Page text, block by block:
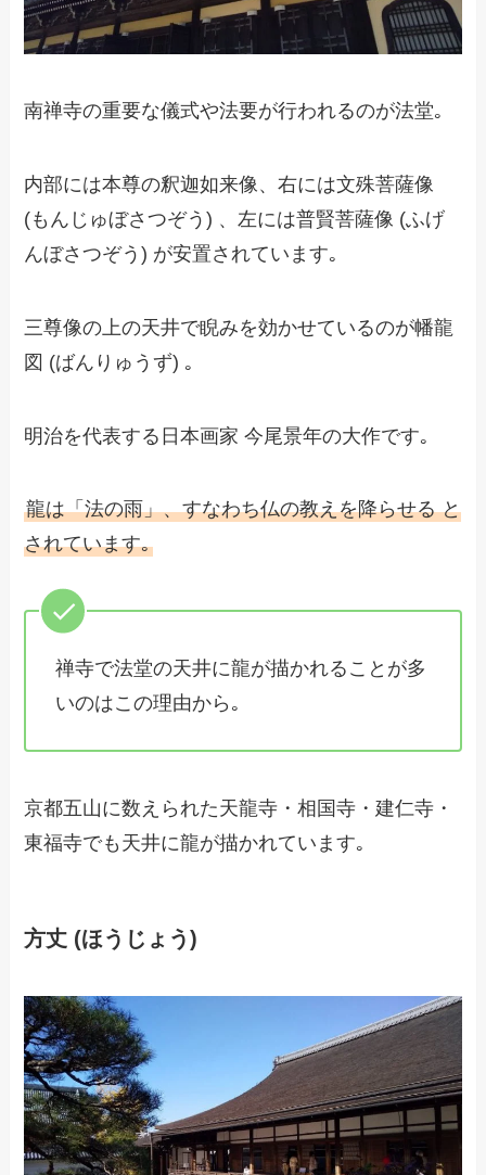
南禅寺の重要な儀式や法要が行われるのが法堂｡
内部には本尊の釈迦如来像、右には文殊菩薩像
(もんじゅぼさつぞう) 、左には普賢菩薩像 (ふげ
んぼさつぞう) が安置されています｡
三尊像の上の天井で睨みを効かせているのが幡龍
図 (ばんりゅうず) ｡
明治を代表する日本画家 今尾景年の大作です｡
龍は「法の雨」、すなわち仏の教えを降らせる と
されています｡
禅寺で法堂の天井に龍が描かれることが多
いのはこの理由から｡
京都五山に数えられた天龍寺・相国寺・建仁寺・
東福寺でも天井に龍が描かれています｡
方丈 (ほうじょう)